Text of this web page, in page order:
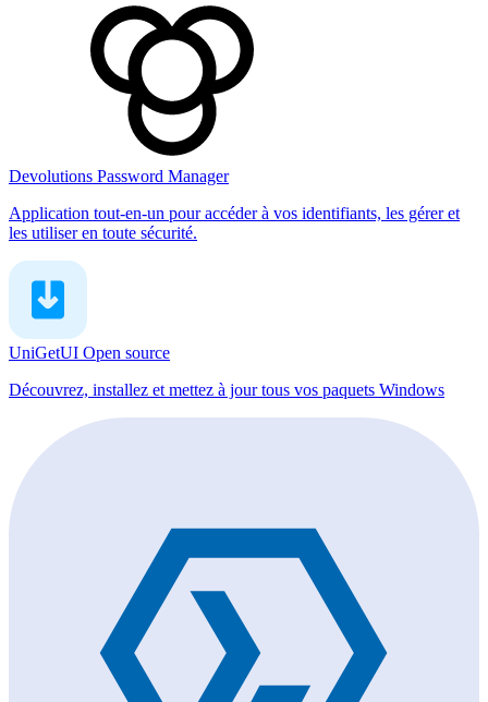
Devolutions Password Manager
Application tout-en-un pour accéder à vos identifiants, les gérer et
les utiliser en toute sécurité.
UniGetUI Open source
Découvrez, installez et mettez à jour tous vos paquets Windows